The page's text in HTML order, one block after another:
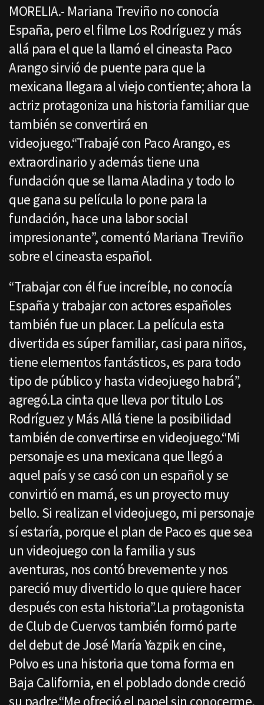
MORELIA.- Mariana Treviño no conocía
España, pero el filme Los Rodríguez y más
allá para el que la llamó el cineasta Paco
Arango sirvió de puente para que la
mexicana llegara al viejo contiente; ahora la
actriz protagoniza una historia familiar que
también se convertirá en
videojuego.“Trabajé con Paco Arango, es
extraordinario y además tiene una
fundación que se llama Aladina y todo lo
que gana su película lo pone para la
fundación, hace una labor social
impresionante”, comentó Mariana Treviño
sobre el cineasta español.
“Trabajar con él fue increíble, no conocía
España y trabajar con actores españoles
también fue un placer. La película esta
divertida es súper familiar, casi para niños,
tiene elementos fantásticos, es para todo
tipo de público y hasta videojuego habrá”,
agregó.La cinta que lleva por titulo Los
Rodríguez y Más Allá tiene la posibilidad
también de convertirse en videojuego.“Mi
personaje es una mexicana que llegó a
aquel país y se casó con un español y se
convirtió en mamá, es un proyecto muy
bello. Si realizan el videojuego, mi personaje
sí estaría, porque el plan de Paco es que sea
un videojuego con la familia y sus
aventuras, nos contó brevemente y nos
pareció muy divertido lo que quiere hacer
después con esta historia”.La protagonista
de Club de Cuervos también formó parte
del debut de José María Yazpik en cine,
Polvo es una historia que toma forma en
Baja California, en el poblado donde creció
su padre.“Me ofreció el papel sin conocerme,